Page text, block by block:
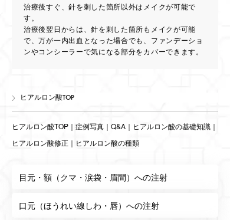
治療後すぐ、針を刺した箇所以外はメイクが可能で
す。
治療後翌日からは、針を刺した箇所もメイクが可能
で、万が一内出血となった場合でも、ファンデーショ
ンやコンシーラーで気になる部分をカバーできます。
ヒアルロン酸TOP
ヒアルロン酸TOP ｜ 症例写真 ｜ Q&A ｜ ヒアルロン酸の基礎知識 ｜
ヒアルロン酸修正 ｜ ヒアルロン酸の種類
目元・額（クマ・涙袋・眉間）への注射
口元（ほうれい線しわ・唇）への注射